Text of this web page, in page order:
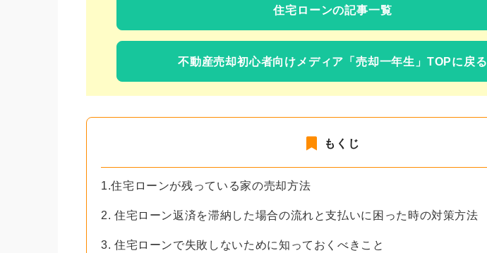
住宅ローンの記事一覧
不動産売却初心者向けメディア 「売却一年生」TOPに戻る
もくじ
1.住宅ローンが残っている家の売却方法
2. 住宅ローン返済を滞納した場合の流れと支払いに困った時の対策方法
3. 住宅ローンで失敗しないために知っておくべきこと